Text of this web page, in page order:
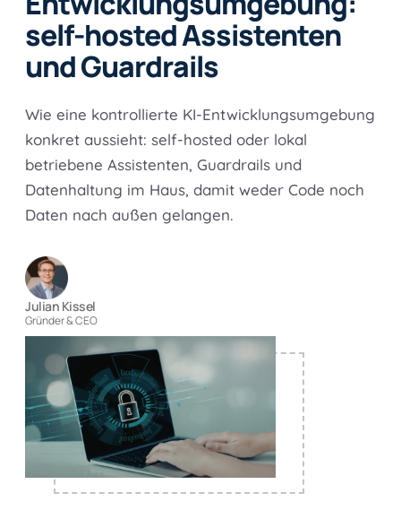
self-hosted Assistenten
und Guardrails
Wie eine kontrollierte KI-Entwicklungsumgebung
konkret aussieht: self-hosted oder lokal
betriebene Assistenten, Guardrails und
Datenhaltung im Haus, damit weder Code noch
Daten nach außen gelangen.
Julian Kissel
Gründer & CEO